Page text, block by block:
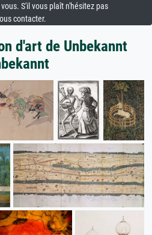
S'il vous plaît n'hésitez pas
contacter.
d'art de Unbekannt